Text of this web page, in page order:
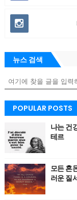
뉴스 검색
POPULAR POSTS
나는 건
테르
모든 혼
러운 질